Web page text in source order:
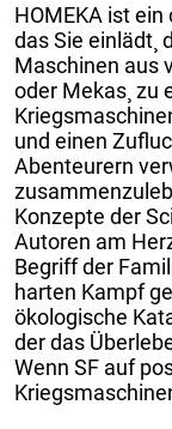
HOMEKA ist ein
das Sie einlädt¸
Maschinen aus
oder Mekas¸ zu
und einen
Abenteurern
Konzepte der
Autoren am
Begriff der
harten Kampf
ökologische
der das
Wenn SF auf